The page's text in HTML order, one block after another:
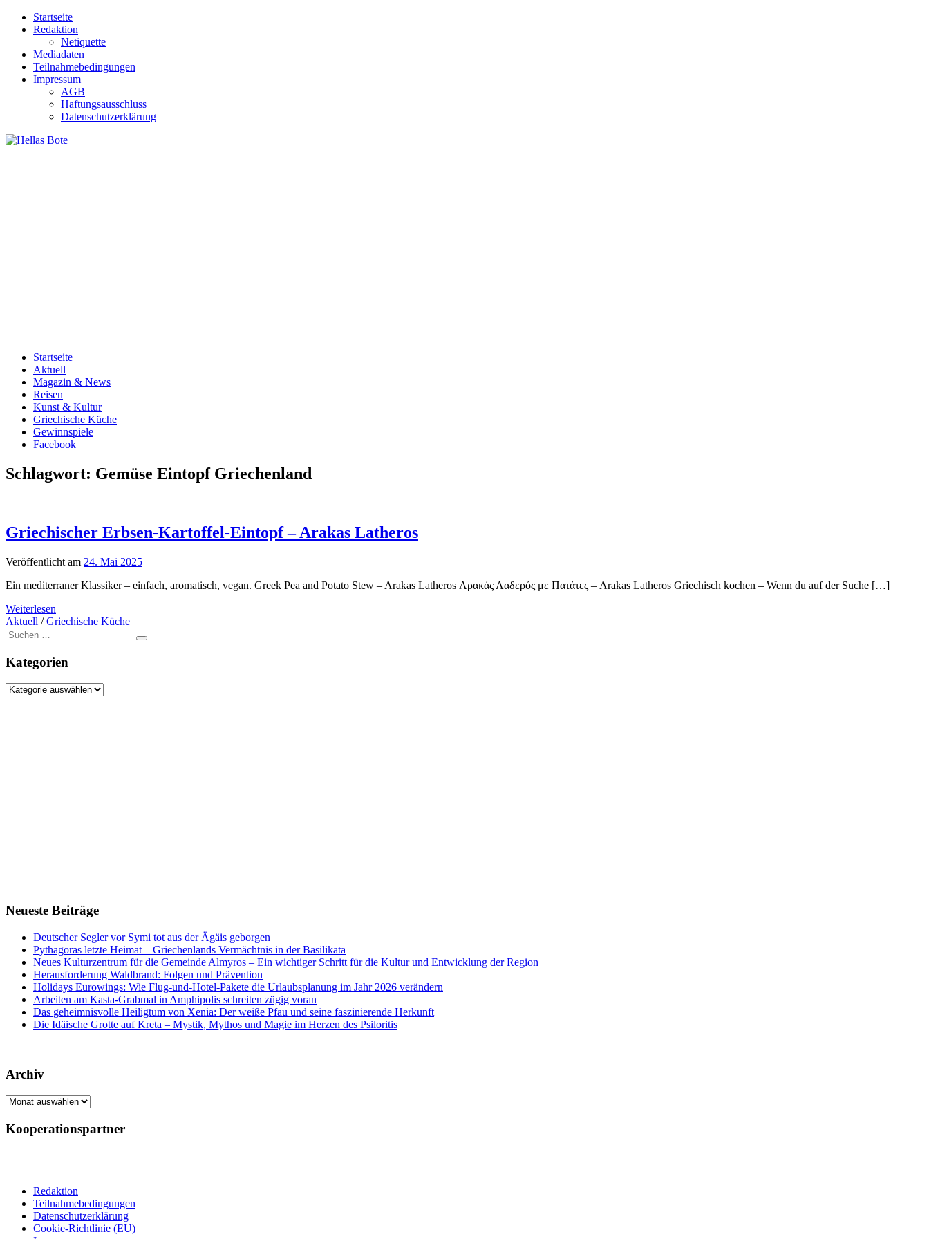
Zum
Inhalt
Startseite
Redaktion
Netiquette
Mediadaten
Teilnahmebedingungen
Impressum
AGB
Haftungsausschluss
Datenschutzerklärung
Startseite
Aktuell
Magazin & News
Reisen
Kunst & Kultur
Griechische Küche
Gewinnspiele
Facebook
Schlagwort: Gemüse Eintopf Griechenland
Griechischer Erbsen-Kartoffel-Eintopf – Arakas Latheros
Veröffentlicht am 24. Mai 2025
Ein mediterraner Klassiker – einfach, aromatisch, vegan. Greek Pea and Potato Stew – Arakas Latheros Αρακάς Λαδερός με Πατάτες – Arakas Latheros Griechisch kochen – Wenn du auf der Suche […]
Weiterlesen
Aktuell /Griechische Küche
Suche
nach:
Kategorien
Kategorien
Neueste Beiträge
Deutscher Segler vor Symi tot aus der Ägäis geborgen
Pythagoras letzte Heimat – Griechenlands Vermächtnis in der Basilikata
Neues Kulturzentrum für die Gemeinde Almyros – Ein wichtiger Schritt für die Kultur und Entwicklung der Region
Herausforderung Waldbrand: Folgen und Prävention
Holidays Eurowings: Wie Flug-und-Hotel-Pakete die Urlaubsplanung im Jahr 2026 verändern
Arbeiten am Kasta-Grabmal in Amphipolis schreiten zügig voran
Das geheimnisvolle Heiligtum von Xenia: Der weiße Pfau und seine faszinierende Herkunft
Die Idäische Grotte auf Kreta – Mystik, Mythos und Magie im Herzen des Psiloritis
Archiv
Archiv
Kooperationspartner
Redaktion
Teilnahmebedingungen
Datenschutzerklärung
Cookie-Richtlinie (EU)